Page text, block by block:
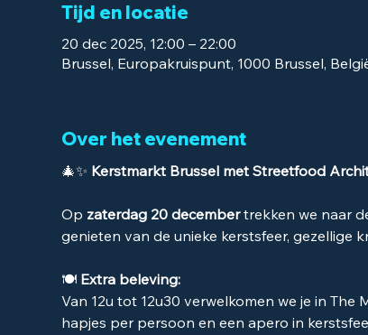
Tijd en locatie
20 dec 2025, 12:00 – 22:00
Brussel, Europakruispunt, 1000 Brussel,
Over het evenement
🎄✨ Kerstmarkt Brussel met Streetfood
Op zaterdag 20 december trekken we naar
genieten van de unieke kerstsfeer, gezellige
🍽️ Extra beleving:
Van 12u tot 12u30 verwelkomen we je in
hapjes per persoon en een apero in